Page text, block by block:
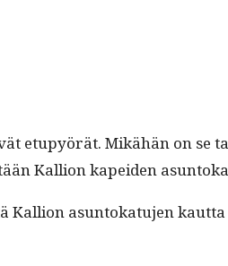
etupyörät. Mikähän on se
Kallion kapei­den
Kallion asun­tokatu­jen